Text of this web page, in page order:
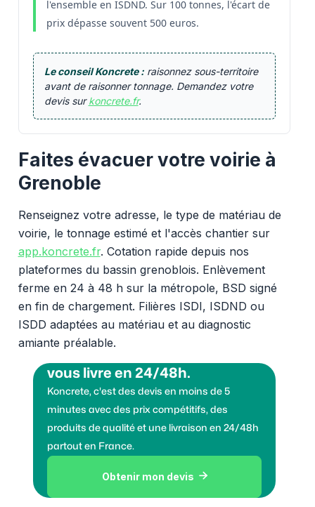
l'ensemble en ISDND. Sur 100 tonnes, l'écart de
prix dépasse souvent 500 euros.
Le conseil Koncrete :raisonnez sous-territoire
avant de raisonner tonnage. Demandez votre
devis surkoncrete.fr.
Faites évacuer votre voirie à
Grenoble
Renseignez votre adresse, le type de matériau de
voirie, le tonnage estimé et l'accès chantier sur
app.koncrete.fr. Cotation rapide depuis nos
plateformes du bassin grenoblois. Enlèvement
ferme en 24 à 48 h sur la métropole, BSD signé
en fin de chargement. Filières ISDI, ISDND ou
ISDD adaptées au matériau et au diagnostic
amiante préalable.
vous livre en 24/48h.
Koncrete, c'est des devis en moins de 5
minutes avec des prix compétitifs, des
produits de qualité et une livraison en 24/48h
partout en France.
Obtenir mon devis 